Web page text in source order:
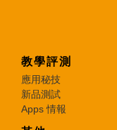
教學評測
應用秘技
新品測試
Apps 情報